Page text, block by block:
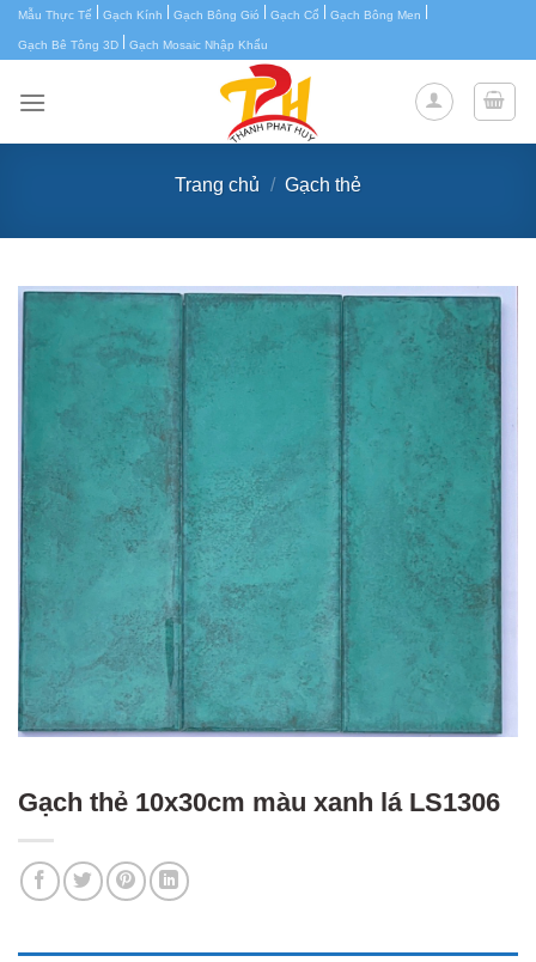
Chuyển
đến
dung
Mẫu Thực Tế Gạch Kính Gạch Bông Gió Gạch Cổ Gạch Bông Men
Gạch Bê Tông 3D Gạch Mosaic Nhập Khẩu
Trang chủ / Gạch thẻ
Gạch thẻ 10x30cm màu xanh lá LS1306